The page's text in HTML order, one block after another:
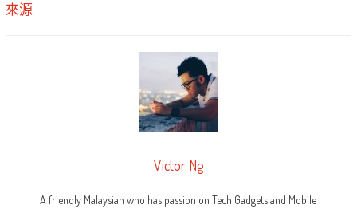
來源
Victor Ng
A friendly Malaysian who has passion on Tech Gadgets and Mobile